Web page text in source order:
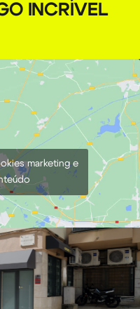
INCRÍVEL
marketing e